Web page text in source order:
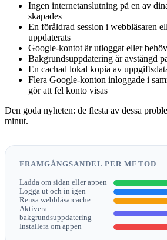
Ingen internetanslutning på en av
skapades
En föråldrad session i webbläsaren
uppdaterats
Google-kontot är utloggateller
Bakgrundsuppdatering är avstängd
En cachad lokal kopia av
Flera Google-konton inloggade i
gör att fel konto visas
Den goda nyheten: de flesta av dessa
minut.
FRAMGÅNGSANDEL PER METOD
Ladda om sidan eller appen
Logga ut och in igen
Rensa webbläsarcache
Aktivera
bakgrundsuppdatering
Installera om appen